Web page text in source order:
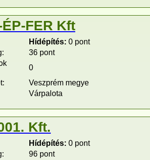
FER Kft
Hídépítés: 0 pont
36 pont
0
Veszprém megye
Várpalota
Kft.
Hídépítés: 0 pont
96 pont